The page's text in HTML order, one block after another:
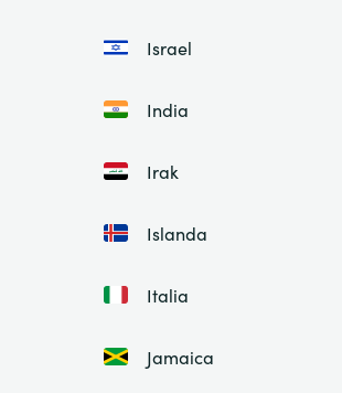
Israel
India
Irak
Islanda
Italia
Jamaica